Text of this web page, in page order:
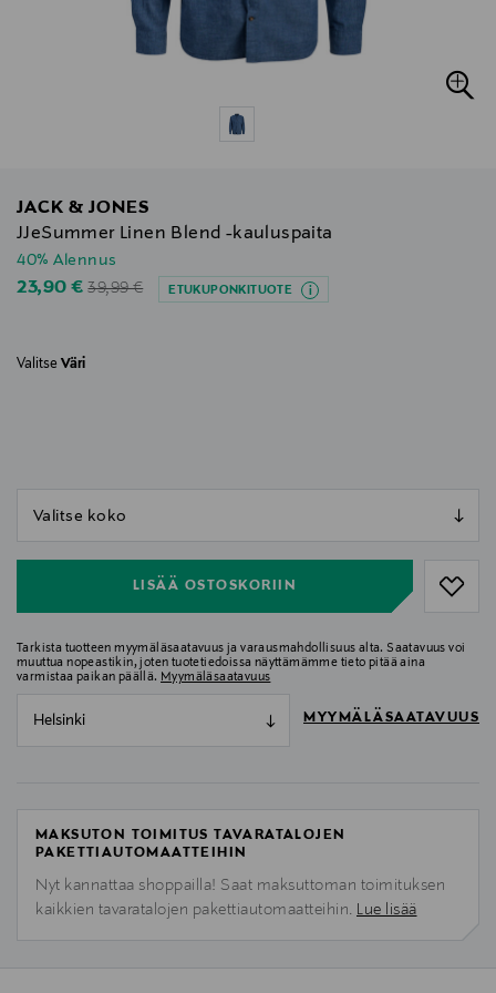
JACK & JONES
JJeSummer Linen Blend -kauluspaita
40% Alennus
Discounted Price
23,90 €Original Price
39,99 € ETUKUPONKITUOTE
Valitse Väri
LISÄÄ OSTOSKORIIN
Tarkista tuotteen myymäläsaatavuus ja varausmahdollisuus alta. Saatavuus voi
muuttua nopeastikin, joten tuotetiedoissa näyttämämme tieto pitää aina
varmistaa paikan päällä. Myymäläsaatavuus
Helsinki MYYMÄLÄSAATAVUUS
MAKSUTON TOIMITUS TAVARATALOJEN
PAKETTIAUTOMAATTEIHIN
Nyt kannattaa shoppailla! Saat maksuttoman toimituksen
kaikkien tavaratalojen pakettiautomaatteihin. Lue lisää